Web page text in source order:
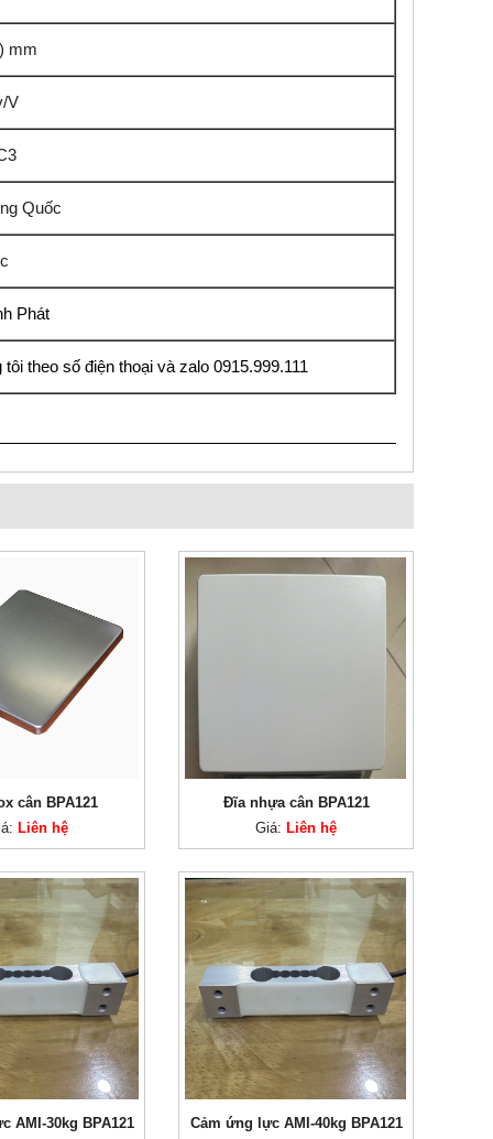
mm
V
Quốc
Phát
theo số điện thoại và zalo 0915.999.111
cân BPA121
Liên hệ
Đĩa nhựa cân BPA121
Giá: Liên hệ
AMI-30kg BPA121
Cảm ứng lực AMI-40kg BPA121